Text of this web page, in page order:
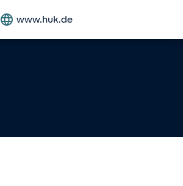
www.huk.de